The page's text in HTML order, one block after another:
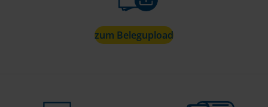
zum Belegupload